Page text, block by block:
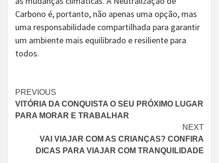
Carbono é, portanto, não apenas uma opção, mas
uma responsabilidade compartilhada para garantir
um ambiente mais equilibrado e resiliente para
todos.
Continue
Reading
PREVIOUS
VITÓRIA DA CONQUISTA O SEU PRÓXIMO LUGAR
PARA MORAR E TRABALHAR
NEXT
VAI VIAJAR COM AS CRIANÇAS? CONFIRA
DICAS PARA VIAJAR COM TRANQUILIDADE